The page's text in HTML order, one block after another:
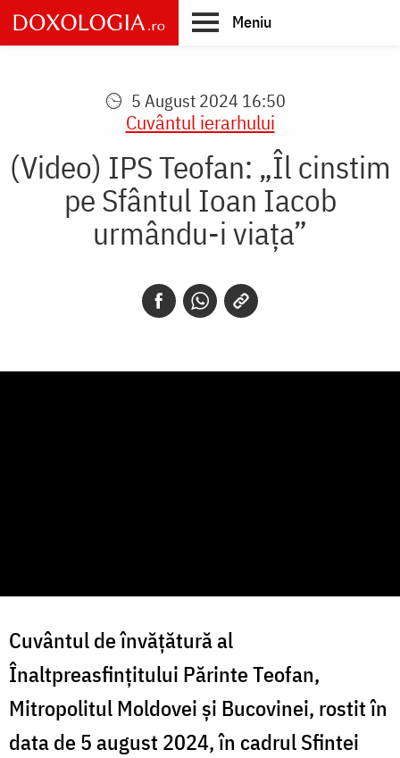
Skip
to
main
Meniu
5 August 2024 16:50
Cuvântul ierarhului
(Video) IPS Teofan: „Îl cinstim
pe Sfântul Ioan Iacob
urmându-i viața”
Cuvântul de învățătură al
Înaltpreasfințitului Părinte Teofan,
Mitropolitul Moldovei și Bucovinei, rostit în
data de 5 august 2024, în cadrul Sfintei